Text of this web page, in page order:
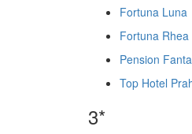
Fortuna Luna
Fortuna Rhea
Pension
Top Hotel
3*